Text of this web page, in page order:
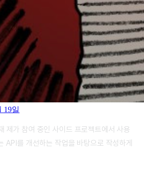
19일
제가 참여 중인 사이드 프로젝트에서 사용
API를 개선하는 작업을 바탕으로 작성하게